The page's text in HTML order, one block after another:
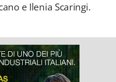
e Ilenia Scaringi.